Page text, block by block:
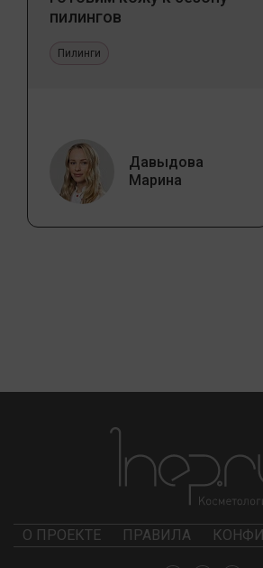
пилингов
Пилинги
Давыдова
Марина
О ПРОЕКТЕ ПРАВИЛА